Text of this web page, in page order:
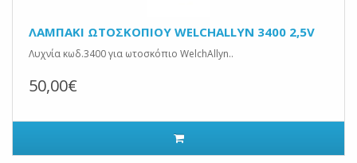
ΛΑΜΠΑΚΙ ΩΤΟΣΚΟΠΙΟΥ WELCHALLYN 3400 2,5V
Λυχνία κωδ.3400 για ωτοσκόπιο WelchAllyn..
50,00€